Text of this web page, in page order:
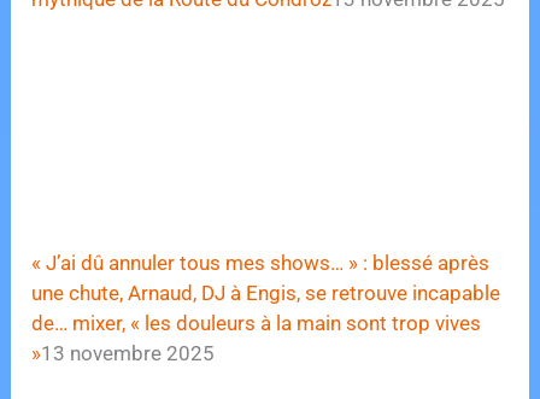
« J’ai dû annuler tous mes shows… » : blessé après
une chute, Arnaud, DJ à Engis, se retrouve incapable
de… mixer, « les douleurs à la main sont trop vives
»13 novembre 2025